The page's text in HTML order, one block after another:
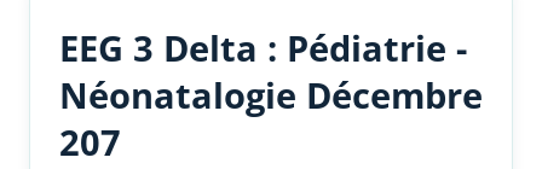
EEG 3 Delta : Pédiatrie -
Néonatalogie Décembre
207